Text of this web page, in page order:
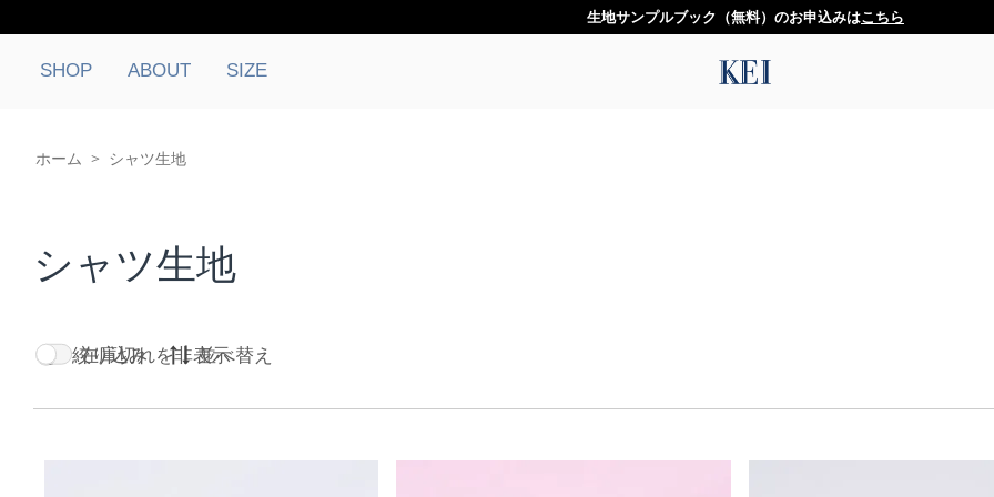
生地サンプルブック（無料）のお申込みはこちら
SHOP ABOUT SIZE
ホーム > シャツ生地
シャツ生地
在庫切れを非表示
絞り込み 並べ替え